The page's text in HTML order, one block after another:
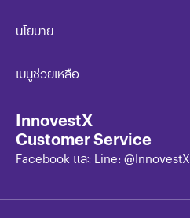
นโยบาย​
เมนูช่วยเหลือ
InnovestX
Customer Service
Facebook และ Line: @InnovestX